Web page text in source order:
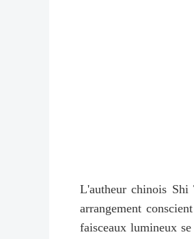
L'autheur chinois
arrangement
faisceaux lumineux